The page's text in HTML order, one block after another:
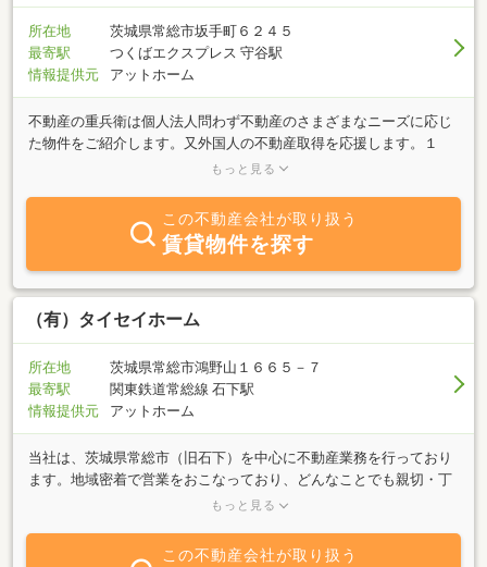
所在地
茨城県常総市坂手町６２４５
最寄駅
つくばエクスプレス 守谷駅
情報提供元
アットホーム
不動産の重兵衛は個人法人問わず不動産のさまざまなニーズに応じ
た物件をご紹介します。又外国人の不動産取得を応援します。１
（仲介事業） 不動産のご売却とご購入、そして賃貸の仲介！２
地域でスローライフを満喫。あなたは和風？３（定年後のセカンド
ライフ計画） 子育て卒業後のセカンドライフを住み替えを応援し
ます。家庭菜園、自給自足？４（外国人の住まい探しを応援） 茨
城に住みたい外国人が勤労に全力投球できるようお買得中古住宅を
紹介！５（駐車場増設） 一家に２台３台のカーライフ。格安でカ
ーポートの増設とオシャレなオープン外溝！
もっと見る
この不動産会社が取り扱う
賃貸物件を探す
（有）タイセイホーム
所在地
茨城県常総市鴻野山１６６５－７
最寄駅
関東鉄道常総線 石下駅
情報提供元
アットホーム
当社は、茨城県常総市（旧石下）を中心に不動産業務を行っており
ます。地域密着で営業をおこなっており、どんなことでも親切・丁
寧にお客様のお部屋探しのお手伝いをさせていただきます。どうぞ
もっと見る
この不動産会社が取り扱う